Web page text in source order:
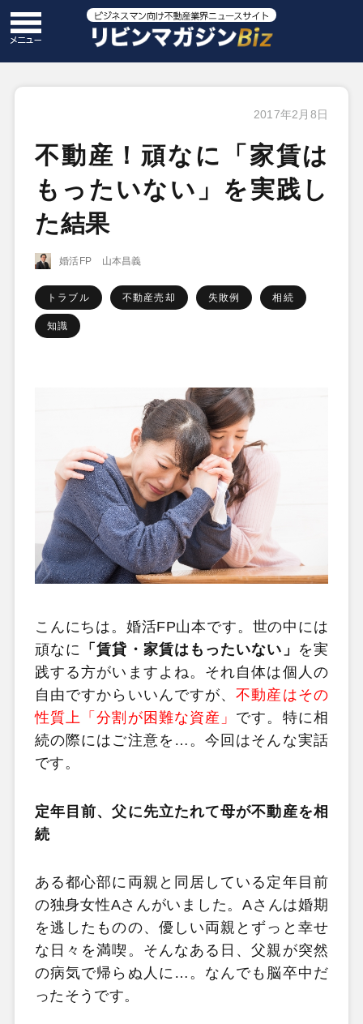
2017年2月8日
不動産！頑なに「家賃は
もったいない」を実践し
た結果
婚活FP 山本昌義
トラブル 不動産売却 失敗例 相続
知識
こんにちは。婚活FP山本です。世の中には
頑なに 「賃貸・家賃はもったいない」
を実
践する方がいますよね。それ自体は個人の
自由ですからいいんですが、不動産はその
性質上「分割が困難な資産」 です。特に相
続の際にはご注意を…。今回はそんな実話
です。
定年目前、父に先立たれて母が不動産を相
続
ある都心部に両親と同居している定年目前
の独身女性Aさんがいました。Aさんは婚期
を逃したものの、優しい両親とずっと幸せ
な日々を満喫。そんなある日、父親が突然
の病気で帰らぬ人に…。なんでも脳卒中だ
ったそうです。